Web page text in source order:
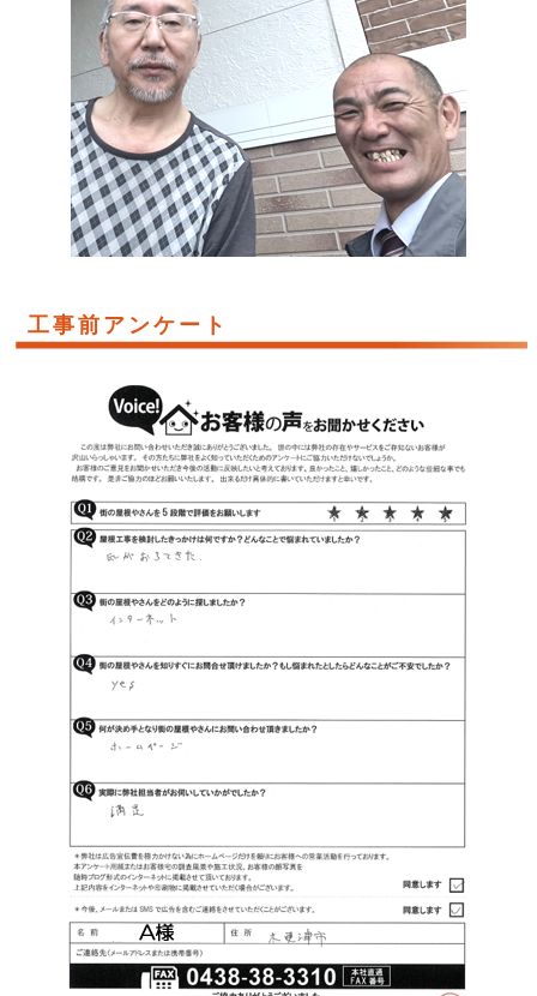
工事前アンケート